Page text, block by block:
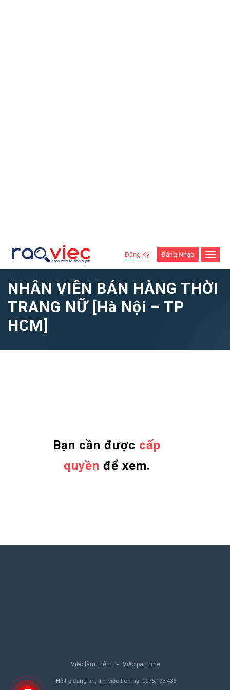
Đăng Ký Đăng Nhập
NHÂN VIÊN BÁN HÀNG THỜI
TRANG NỮ [Hà Nội – TP
HCM]
Bạn cần được cấp
quyền để xem.
Việc làm thêm Việc parttime
Hỗ trợ đăng tin, tìm việc liên hệ: 0975.193.435